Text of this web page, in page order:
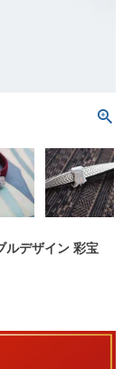
ルデザイン 彩宝